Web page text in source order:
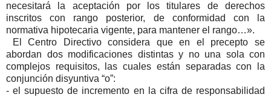
necesitará la aceptación por los titulares de derechos
inscritos con rango posterior, de conformidad con la
normativa hipotecaria vigente, para mantener el rango…».
El Centro Directivo considera que en el precepto se
abordan dos modificaciones distintas y no una sola con
complejos requisitos, las cuales están separadas con la
conjunción disyuntiva “o”:
- el supuesto de incremento en la cifra de responsabilidad